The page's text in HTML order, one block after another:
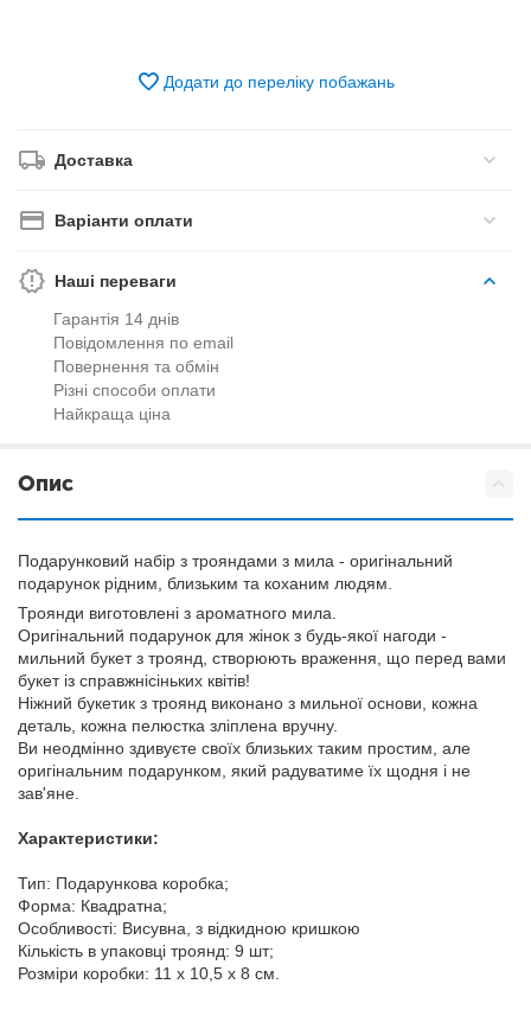
Додати до переліку побажань
Доставка
Варіанти оплати
Наші переваги
Гарантія 14 днів
Повідомлення по email
Повернення та обмін
Різні способи оплати
Найкраща ціна
Опис
Подарунковий набір з трояндами з мила - оригінальний
подарунок рідним, близьким та коханим людям.
Троянди виготовлені з ароматного мила.
Оригінальний подарунок для жінок з будь-якої нагоди -
мильний букет з троянд, створюють враження, що перед вами
букет із справжнісіньких квітів!
Ніжний букетик з троянд виконано з мильної основи, кожна
деталь, кожна пелюстка зліплена вручну.
Ви неодмінно здивуєте своїх близьких таким простим, але
оригінальним подарунком, який радуватиме їх щодня і не
зав'яне.
Характеристики:
Тип: Подарункова коробка;
Форма: Квадратна;
Особливості: Висувна, з відкидною кришкою
Кількість в упаковці троянд: 9 шт;
Розміри коробки: 11 х 10,5 х 8 см.